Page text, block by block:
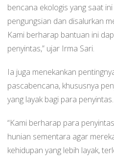
bencana ekologis yang saat
pengungsian dan disalurkan
Kami berharap bantuan ini
penyintas,” ujar Irma Sari.
Ia juga menekankan
pascabencana, khususnya
yang layak bagi para penyintas.
“Kami berharap para
hunian sementara agar
kehidupan yang lebih layak,